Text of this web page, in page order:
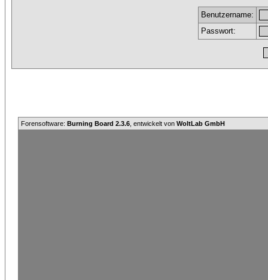
Benutzername:
Passwort:
Forensoftware: Burning Board 2.3.6 , entwickelt von WoltLab GmbH